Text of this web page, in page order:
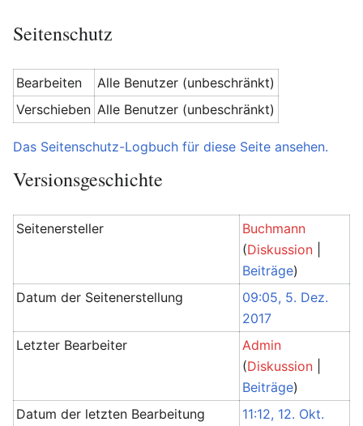
Seitenschutz
Bearbeiten
Alle Benutzer (unbeschränkt)
Verschieben Alle Benutzer (unbeschränkt)
Das Seitenschutz-Logbuch für diese Seite ansehen.
Versionsgeschichte
Seitenersteller
Buchmann
(Diskussion
Beiträge)
Datum der Seitenerstellung
09:05, 5. Dez.
2017
Letzter Bearbeiter
Admin
(Diskussion
Beiträge)
Datum der letzten Bearbeitung
11:12, 12. Okt.